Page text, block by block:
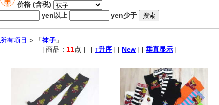
价格 (含税)
yen以上
yen少于
所有项目 > 「袜子 」
[ 商品： 11点 ] [ ↑升序 ] [ New ] [ 垂直显示 ]